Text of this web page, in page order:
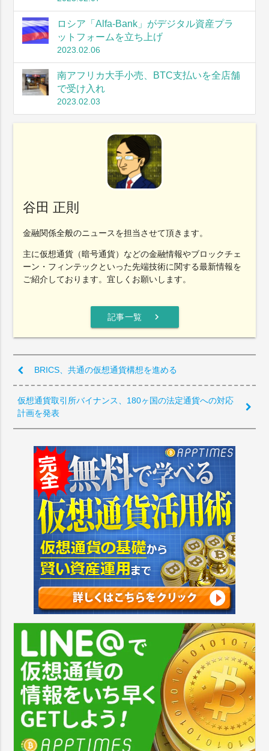
ロシア「Alfa-Bank」がデジタル資産プラ
ットフォームを立ち上げ
2023.02.06
南アフリカ大手小売、BTC支払いを全店舗
で受け入れ
2023.02.03
谷田 正則
金融関係全般のニュースを担当させて頂きます。
主に仮想通貨（暗号通貨）などの金融情報やブロックチェ
ーン・フィンテックといった先端技術に関する最新情報を
ご紹介しております。宜しくお願いします。
記事一覧 chevron_right
BRICS、共通の仮想通貨構想を進める
仮想通貨取引所バイナンス、180ヶ国の法定通貨への対応
計画を発表